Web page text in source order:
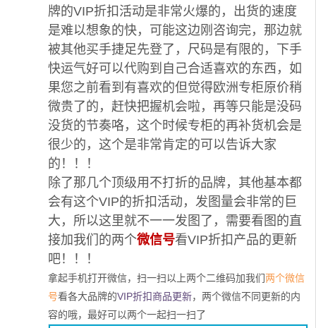
牌的VIP折扣活动是非常火爆的，出货的速度
是难以想象的快，可能这边刚咨询完，那边就
被其他买手捷足先登了，尺码是有限的，下手
快运气好可以代购到自己合适喜欢的东西，如
果您之前看到有喜欢的但觉得欧洲专柜原价稍
微贵了的，赶快把握机会啦，再等只能是没码
没货的节奏咯，这个时候专柜的再补货机会是
很少的，这个是非常肯定的可以告诉大家
的！！！
除了那几个顶级用不打折的品牌，其他基本都
会有这个VIP的折扣活动，发图量会非常的巨
大，所以这里就不一一发图了，需要看图的直
接加我们的两个微信号看VIP折扣产品的更新
吧！！！
拿起手机打开微信，扫一扫以上两个二维码加我们两个微信
号看各大品牌的VIP折扣商品更新，两个微信不同更新的内
容的哦，最好可以两个一起扫一扫了